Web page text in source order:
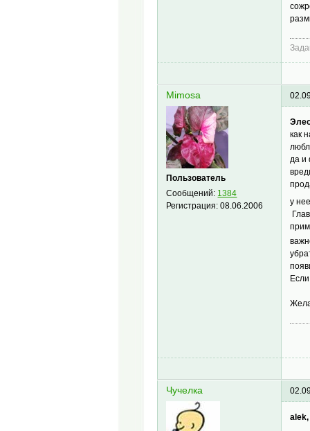
Mimosa
Пользователь
Сообщений: 1384
Регистрация:08.06.2006
как
да и
у
Чучелка
alek,